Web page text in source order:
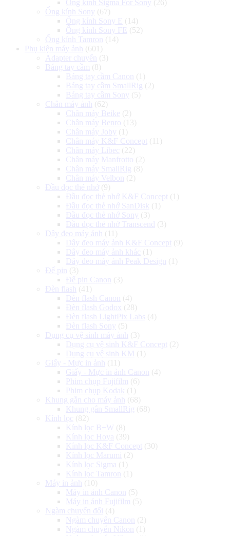
Ống kính Sigma For Sony (26)
Ống kính Sony (67)
Ống kính Sony E
(14)
Ống kính Sony FE
(52)
Ống kính Tamron
(14)
Phụ kiện máy ảnh
(601)
Adapter chuyển
(3)
Báng tay cầm (8)
Báng tay cầm Canon
(1)
Báng tay cầm SmallRig (2)
Báng tay cầm Sony (5)
Chân máy ảnh
(62)
Chân máy Beike (2)
Chân máy Benro (13)
Chân máy Joby (1)
Chân máy K&F Concept (11)
Chân máy Libec (22)
Chân máy Manfrotto (2)
Chân máy SmallRig (8)
Chân máy Velbon
(2)
Đầu đọc thẻ nhớ (9)
Đầu đọc thẻ nhớ K&F Concept (1)
Đầu đọc thẻ nhớ SanDisk (1)
Đầu đọc thẻ nhớ Sony (3)
Đầu đọc thẻ nhớ Transcend
(3)
Dây đeo máy ảnh
(11)
Dây đeo máy ảnh K&F Concept (9)
Dây đeo máy ảnh khác (1)
Dây đeo máy ảnh Peak Design
(1)
Đế pin
(3)
Đế pin Canon
(3)
Đèn flash
(41)
Đèn flash Canon
(4)
Đèn flash Godox (28)
Đèn flash LightPix Labs (4)
Đèn flash Sony (5)
Dụng cụ vệ sinh máy ảnh
(3)
Dụng cụ vệ sinh K&F Concept (2)
Dụng cụ vệ sinh KM (1)
Giấy - Mực in ảnh
(11)
Giấy - Mực in ảnh Canon
(4)
Phim chụp Fujifilm (6)
Phim chụp Kodak (1)
Khung gắn cho máy ảnh
(68)
Khung gắn SmallRig (68)
Kính lọc (82)
Kính lọc B+W (8)
Kính lọc Hoya (39)
Kính lọc K&F Concept (30)
Kính lọc Marumi (2)
Kính lọc Sigma (1)
Kính lọc Tamron
(1)
Máy in ảnh
(10)
Máy in ảnh Canon
(5)
Máy in ảnh Fujifilm (5)
Ngàm chuyển đổi (4)
Ngàm chuyển Canon
(2)
Ngàm chuyển Nikon
(1)